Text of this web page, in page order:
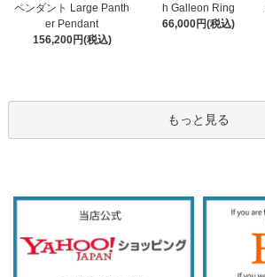
ペンダント Large Panth
er Pendant
156,200円(税込)
h Galleon Ring
66,000円(税込)
もっと見る